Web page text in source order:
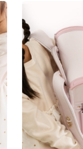
応援。
のシボ加工を
とに加え、よ
ます。
ル
える、